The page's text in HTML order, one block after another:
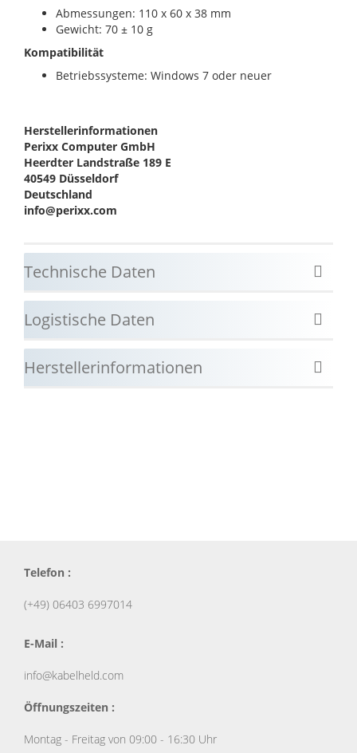
Abmessungen: 110 x 60 x 38 mm
Gewicht: 70 ± 10 g
Kompatibilität
Betriebssysteme: Windows 7 oder neuer
Herstellerinformationen
Perixx Computer GmbH
Heerdter Landstraße 189 E
40549 Düsseldorf
Deutschland
info@perixx.com
Technische Daten
Logistische Daten
Herstellerinformationen
Telefon :
(+49) 06403 6997014
E-Mail :
info@kabelheld.com
Öffnungszeiten :
Montag - Freitag von 09:00 - 16:30 Uhr